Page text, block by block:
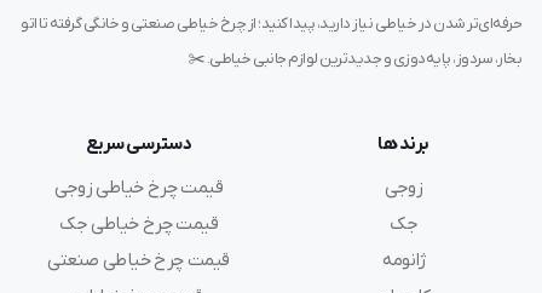
حرفه‌ای‌تر شدن در خیاطی نیاز دارید، پیدا کنید؛ از چرخ خیاطی صنعتی و خانگی گرفته تا اتو
بخار، سردوز، پایه‌دوزی و جدیدترین لوازم جانبی خیاطی. ✂️
برند ها
زوجی
جک
ژانومه
دسترسی سریع
قیمت چرخ خیاطی زوجی
قیمت چرخ خیاطی جک
قیمت چرخ خیاطی صنعتی